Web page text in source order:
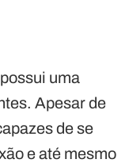
possui uma
Apesar de
de se
e até mesmo